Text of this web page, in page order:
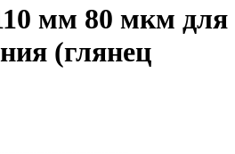
мм 80 мкм для
(глянец